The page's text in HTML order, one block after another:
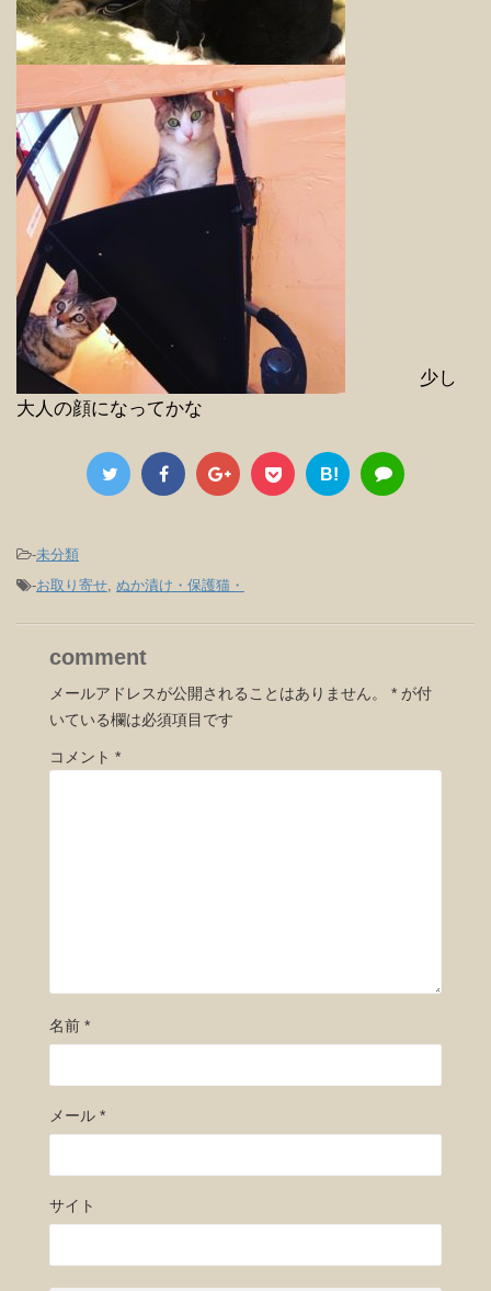
少し
大人の顔になってかな
B!
-未分類
-お取り寄せ, ぬか漬け・保護猫・
comment
メールアドレスが公開されることはありません。 * が付
いている欄は必須項目です
コメント *
名前 *
メール *
サイト